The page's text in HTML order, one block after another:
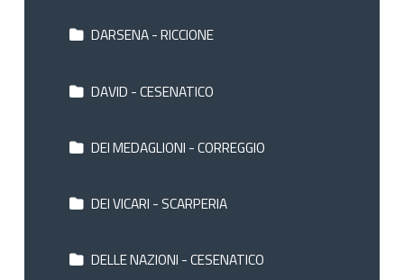
DARSENA - RICCIONE
DAVID - CESENATICO
DEI MEDAGLIONI - CORREGGIO
DEI VICARI - SCARPERIA
DELLE NAZIONI - CESENATICO